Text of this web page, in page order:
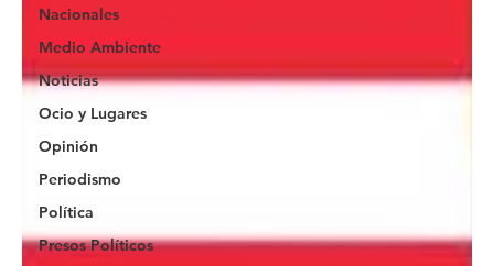
Nacionales
Medio Ambiente
Noticias
Ocio y Lugares
Opinión
Periodismo
Política
Presos Políticos